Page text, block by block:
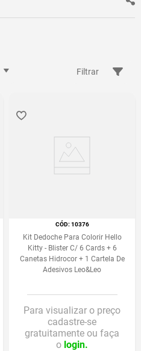
Filtrar
:10376
Kit Dedoche Para Colorir Hello
Kitty - Blister C/ 6 Cards + 6
Canetas Hidrocor + 1 Cartela De
Adesivos Leo&Leo
Para visualizar o preço
cadastre-se
gratuitamente ou faça
o login.